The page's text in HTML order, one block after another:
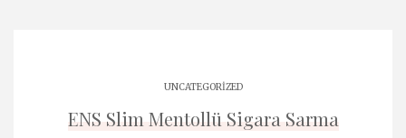
UNCATEGORIZED
ENS Slim Mentollü Sigara Sarma